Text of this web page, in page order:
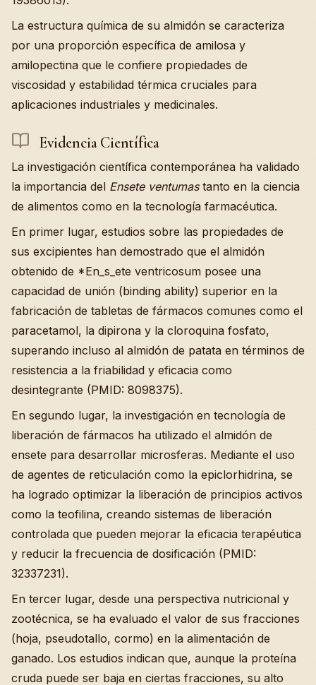
La estructura química de su almidón se caracteriza
por una proporción específica de amilosa y
amilopectina que le confiere propiedades de
viscosidad y estabilidad térmica cruciales para
aplicaciones industriales y medicinales.
Evidencia Científica
La investigación científica contemporánea ha validado
la importancia del Ensete ventumastanto en la ciencia
de alimentos como en la tecnología farmacéutica.
En primer lugar, estudios sobre las propiedades de
sus excipientes han demostrado que el almidón
obtenido de *En_s_ete ventricosum posee una
capacidad de unión (binding ability) superior en la
fabricación de tabletas de fármacos comunes como el
paracetamol, la dipirona y la cloroquina fosfato,
superando incluso al almidón de patata en términos de
resistencia a la friabilidad y eficacia como
desintegrante (PMID: 8098375).
En segundo lugar, la investigación en tecnología de
liberación de fármacos ha utilizado el almidón de
ensete para desarrollar microsferas. Mediante el uso
de agentes de reticulación como la epiclorhidrina, se
ha logrado optimizar la liberación de principios activos
como la teofilina, creando sistemas de liberación
controlada que pueden mejorar la eficacia terapéutica
y reducir la frecuencia de dosificación (PMID:
32337231).
En tercer lugar, desde una perspectiva nutricional y
zootécnica, se ha evaluado el valor de sus fracciones
(hoja, pseudotallo, cormo) en la alimentación de
ganado. Los estudios indican que, aunque la proteína
cruda puede ser baja en ciertas fracciones, su alto